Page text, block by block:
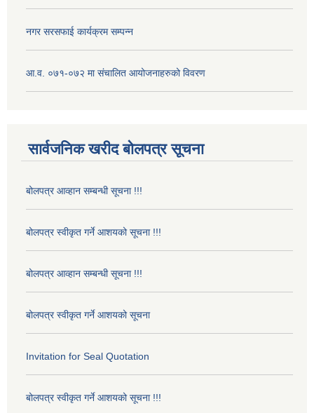
नगर सरसफाई कार्यक्रम सम्पन्न
आ.व. ०७१-०७२ मा संचालित आयोजनाहरुको विवरण
सार्वजनिक खरीद बोलपत्र सूचना
बोलपत्र आव्हान सम्बन्धी सूचना !!!
बोलपत्र स्वीकृत गर्ने आशयको सूचना !!!
बोलपत्र आव्हान सम्बन्धी सूचना !!!
बोलपत्र स्वीकृत गर्ने आशयको सूचना
Invitation for Seal Quotation
बोलपत्र स्वीकृत गर्ने आशयको सूचना !!!